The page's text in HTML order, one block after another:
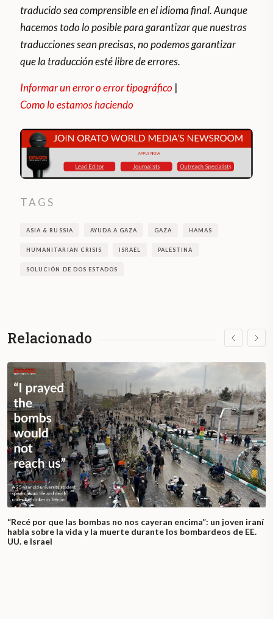
traducido sea comprensible en el idioma final. Aunque
hacemos todo lo posible para garantizar que nuestras
traducciones sean precisas, no podemos garantizar
que la traducción esté libre de errores.
Informar un error o error tipográfico |
Como lo estamos haciendo
TAGS
ASIA & RUSSIA AYUDA A GAZA GAZA HAMAS
HUMANITARIAN CRISIS ISRAEL PALESTINA
SOLUCIÓN DE DOS ESTADOS
Relacionado
“Recé por que las bombas no nos cayeran encima”: un joven iraní
habla sobre la vida y la muerte durante los bombardeos de EE.
UU. e Israel